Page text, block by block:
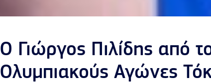
Ο Γιώργος Πιλίδης από
Ολυμπιακούς Αγώνες